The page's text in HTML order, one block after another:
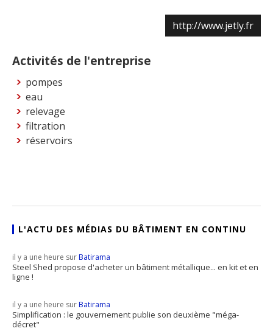
http://www.jetly.fr
Activités de l'entreprise
pompes
eau
relevage
filtration
réservoirs
L'ACTU DES MÉDIAS DU BÂTIMENT EN CONTINU
il y a une heure surBatirama
Steel Shed propose d'acheter un bâtiment métallique... en kit et en
ligne !
il y a une heure surBatirama
Simplification : le gouvernement publie son deuxième "méga-
décret"